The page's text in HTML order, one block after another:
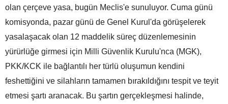
olan çerçeve yasa, bugün Meclis'e sunuluyor. Cuma günü
komisyonda, pazar günü de Genel Kurul'da görüşelerek
yasalaşacak olan 12 maddelik süreç düzenlemesinin
yürürlüğe girmesi için Milli Güvenlik Kurulu'nca (MGK),
PKK/KCK ile bağlantılı her türlü oluşumun kendini
feshettiğini ve silahların tamamen bırakıldığını tespit ve teyit
etmesi şartı aranacak. Bu şartın gerçekleşmesi halinde,